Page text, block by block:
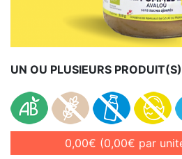
UN OU PLUSIEURS
0,00€ (0,00€ par